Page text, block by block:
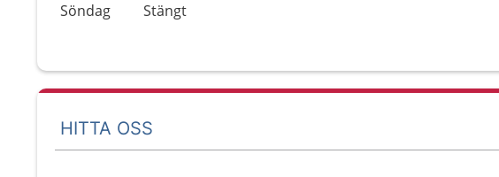
Söndag
Stängt
HITTA OSS